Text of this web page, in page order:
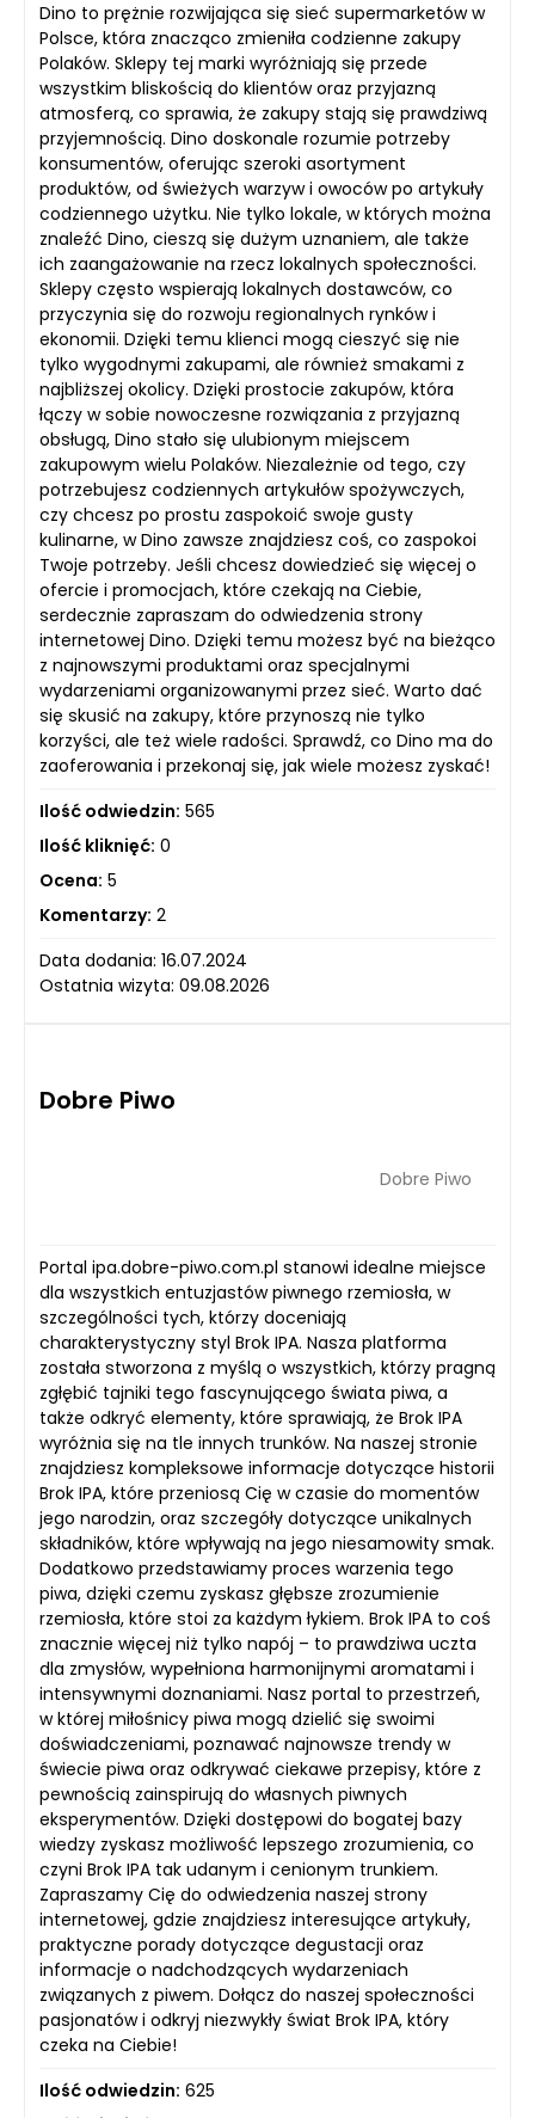
Dino to prężnie rozwijająca się sieć supermarketów w
Polsce, która znacząco zmieniła codzienne zakupy
Polaków. Sklepy tej marki wyróżniają się przede
wszystkim bliskością do klientów oraz przyjazną
atmosferą, co sprawia, że zakupy stają się prawdziwą
przyjemnością. Dino doskonale rozumie potrzeby
konsumentów, oferując szeroki asortyment
produktów, od świeżych warzyw i owoców po artykuły
codziennego użytku. Nie tylko lokale, w których można
znaleźć Dino, cieszą się dużym uznaniem, ale także
ich zaangażowanie na rzecz lokalnych społeczności.
Sklepy często wspierają lokalnych dostawców, co
przyczynia się do rozwoju regionalnych rynków i
ekonomii. Dzięki temu klienci mogą cieszyć się nie
tylko wygodnymi zakupami, ale również smakami z
najbliższej okolicy. Dzięki prostocie zakupów, która
łączy w sobie nowoczesne rozwiązania z przyjazną
obsługą, Dino stało się ulubionym miejscem
zakupowym wielu Polaków. Niezależnie od tego, czy
potrzebujesz codziennych artykułów spożywczych,
czy chcesz po prostu zaspokoić swoje gusty
kulinarne, w Dino zawsze znajdziesz coś, co zaspokoi
Twoje potrzeby. Jeśli chcesz dowiedzieć się więcej o
ofercie i promocjach, które czekają na Ciebie,
serdecznie zapraszam do odwiedzenia strony
internetowej Dino. Dzięki temu możesz być na bieżąco
z najnowszymi produktami oraz specjalnymi
wydarzeniami organizowanymi przez sieć. Warto dać
się skusić na zakupy, które przynoszą nie tylko
korzyści, ale też wiele radości. Sprawdź, co Dino ma do
zaoferowania i przekonaj się, jak wiele możesz zyskać!
Ilość odwiedzin: 565
Ilość kliknięć: 0
Ocena: 5
Komentarzy: 2
Data dodania: 16.07.2024
Ostatnia wizyta: 09.08.2026
Dobre Piwo
Dobre Piwo
Portal ipa.dobre-piwo.com.pl stanowi idealne miejsce
dla wszystkich entuzjastów piwnego rzemiosła, w
szczególności tych, którzy doceniają
charakterystyczny styl Brok IPA. Nasza platforma
została stworzona z myślą o wszystkich, którzy pragną
zgłębić tajniki tego fascynującego świata piwa, a
także odkryć elementy, które sprawiają, że Brok IPA
wyróżnia się na tle innych trunków. Na naszej stronie
znajdziesz kompleksowe informacje dotyczące historii
Brok IPA, które przeniosą Cię w czasie do momentów
jego narodzin, oraz szczegóły dotyczące unikalnych
składników, które wpływają na jego niesamowity smak.
Dodatkowo przedstawiamy proces warzenia tego
piwa, dzięki czemu zyskasz głębsze zrozumienie
rzemiosła, które stoi za każdym łykiem. Brok IPA to coś
znacznie więcej niż tylko napój – to prawdziwa uczta
dla zmysłów, wypełniona harmonijnymi aromatami i
intensywnymi doznaniami. Nasz portal to przestrzeń,
w której miłośnicy piwa mogą dzielić się swoimi
doświadczeniami, poznawać najnowsze trendy w
świecie piwa oraz odkrywać ciekawe przepisy, które z
pewnością zainspirują do własnych piwnych
eksperymentów. Dzięki dostępowi do bogatej bazy
wiedzy zyskasz możliwość lepszego zrozumienia, co
czyni Brok IPA tak udanym i cenionym trunkiem.
Zapraszamy Cię do odwiedzenia naszej strony
internetowej, gdzie znajdziesz interesujące artykuły,
praktyczne porady dotyczące degustacji oraz
informacje o nadchodzących wydarzeniach
związanych z piwem. Dołącz do naszej społeczności
pasjonatów i odkryj niezwykły świat Brok IPA, który
czeka na Ciebie!
Ilość odwiedzin: 625